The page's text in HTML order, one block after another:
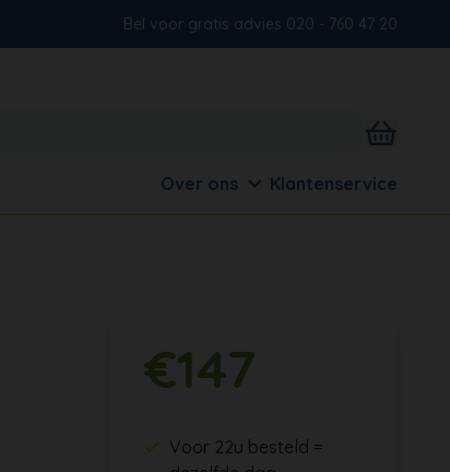
Bel voor gratis advies 020 - 760 47 20
Over ons Klantenservice
€147
Voor 22u besteld =